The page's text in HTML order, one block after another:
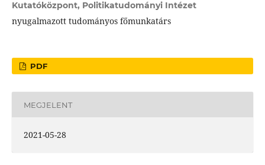
Kutatóközpont, Politikatudományi Intézet
nyugalmazott tudományos főmunkatárs
PDF
MEGJELENT
2021-05-28